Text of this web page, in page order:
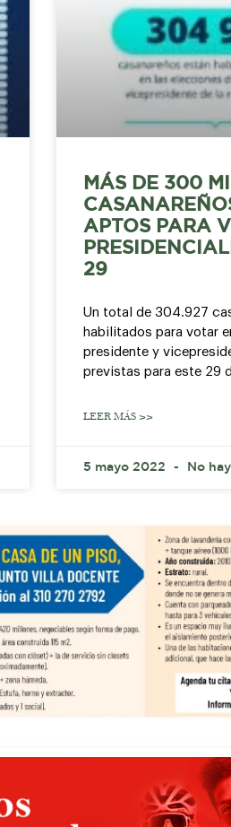
MÁS DE 300
APTOS PARA
29
Un total de 304.927
habilitados para votar
presidente y
previstas para este 29
LEER MÁS >>
5 mayo 2022 No